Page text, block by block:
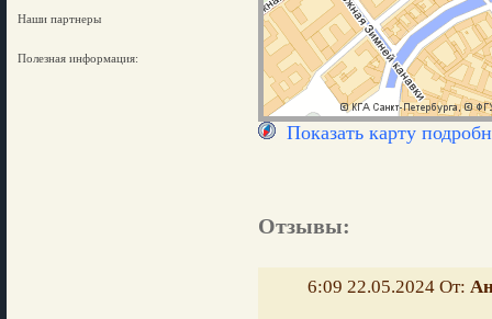
Наши партнеры
Полезная информация:
Показать карту
Отзывы:
6:09 22.05.2024 От: